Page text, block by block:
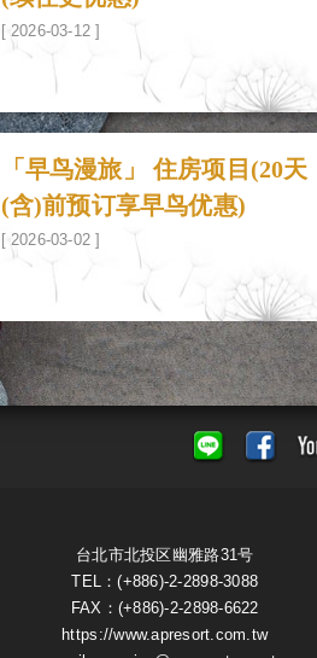
[ 2026-03-12 ]
「早鸟漫旅」 住房项目(20天
(含)前预订享早鸟优惠)
[ 2026-03-02 ]
台北市北投区幽雅路31号
TEL：(+886)-2-2898-3088
FAX：(+886)-2-2898-6622
https://www.apresort.com.tw